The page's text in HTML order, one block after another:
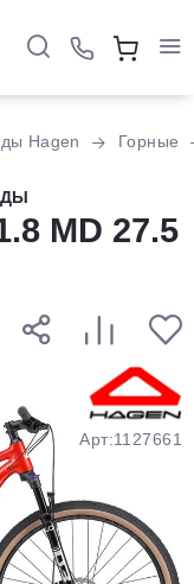
Hagen Горные
MD 27.5
Арт:1127661